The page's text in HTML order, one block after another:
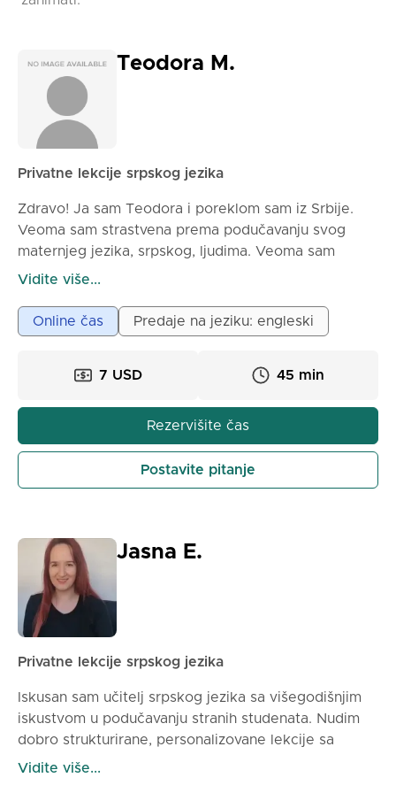
Teodora M.
Privatne lekcije srpskog jezika
Zdravo! Ja sam Teodora i poreklom sam iz Srbije.
Veoma sam strastvena prema podučavanju svog
maternjeg jezika, srpskog, ljudima. Veoma sam
prilagodljiva, pa bez obzira da li trebate da naučite
konverzaciju, možete rezervisati lekciju sa mnom i
garantujem da ćete naučiti ili znatno unaprediti svoj
stvaranje bezbednog prostora gde se moji učenici
alfabeta, osnovne veštine konverzacije, čitanje i
osnove srpske gramatike. Planiram da unapredim vaš
srpski vokabular i da vas nauči obitaju i kulturi, tako
da budete potpuno uronjeni u jezik.
Vidite više...
Online čas Predaje na jeziku: engleski
7 USD 45 min
Rezervišite čas
Postavite pitanje
Jasna E.
Privatne lekcije srpskog jezika
Iskusan sam učitelj srpskog jezika sa višegodišnjim
iskustvom u podučavanju stranih studenata. Nudim
dobro strukturirane, personalizovane lekcije sa
sopstvenim materijalima, praktičnim vežbama i
Vidite više...